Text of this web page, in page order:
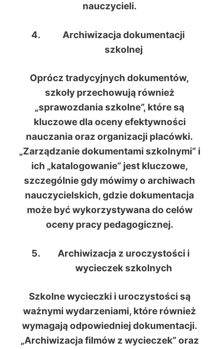
nauczycieli.
Archiwizacja dokumentacji
szkolnej
Oprócz tradycyjnych dokumentów,
szkoły przechowują również
„sprawozdania szkolne”, które są
kluczowe dla oceny efektywności
nauczania oraz organizacji placówki.
„Zarządzanie dokumentami szkolnymi” i
ich „katalogowanie” jest kluczowe,
szczególnie gdy mówimy o archiwach
nauczycielskich, gdzie dokumentacja
może być wykorzystywana do celów
oceny pracy pedagogicznej.
Archiwizacja z uroczystości i
wycieczek szkolnych
Szkolne wycieczki i uroczystości są
ważnymi wydarzeniami, które również
wymagają odpowiedniej dokumentacji.
„Archiwizacja filmów z wycieczek” oraz